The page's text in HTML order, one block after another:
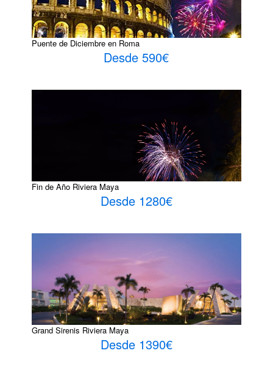
Puente de Diciembre en Roma
Desde 590€
Fin de Año Riviera Maya
Desde 1280€
Grand Sirenis Riviera Maya
Desde 1390€